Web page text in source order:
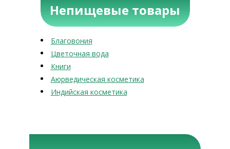
Непищевые товары
Благовония
Цветочная вода
Книги
Аюрведическая косметика
Индийская косметика